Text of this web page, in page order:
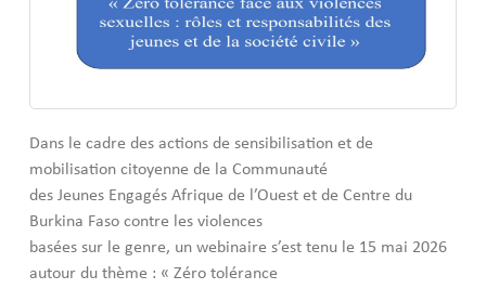
Dans le cadre des actions de sensibilisation et de
mobilisation citoyenne de la Communauté
des Jeunes Engagés Afrique de l’Ouest et de Centre du
Burkina Faso contre les violences
basées sur le genre, un webinaire s’est tenu le 15 mai 2026
autour du thème : « Zéro tolérance